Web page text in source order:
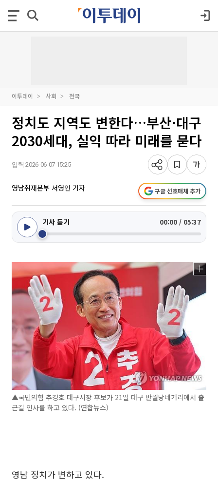
이투데이 사회 전국
정치도 지역도 변한다…부산·대구
2030세대, 실익 따라 미래를 묻다
입력 2026-06-07 15:25
영남취재본부 서영인 기자 구글 선호매체 추가
기사 듣기 00:00 / 05:37
▲국민의힘 추경호 대구시장 후보가 21일 대구 반월당네거리에서 출
근길 인사를 하고 있다. (연합뉴스)
영남 정치가 변하고 있다.